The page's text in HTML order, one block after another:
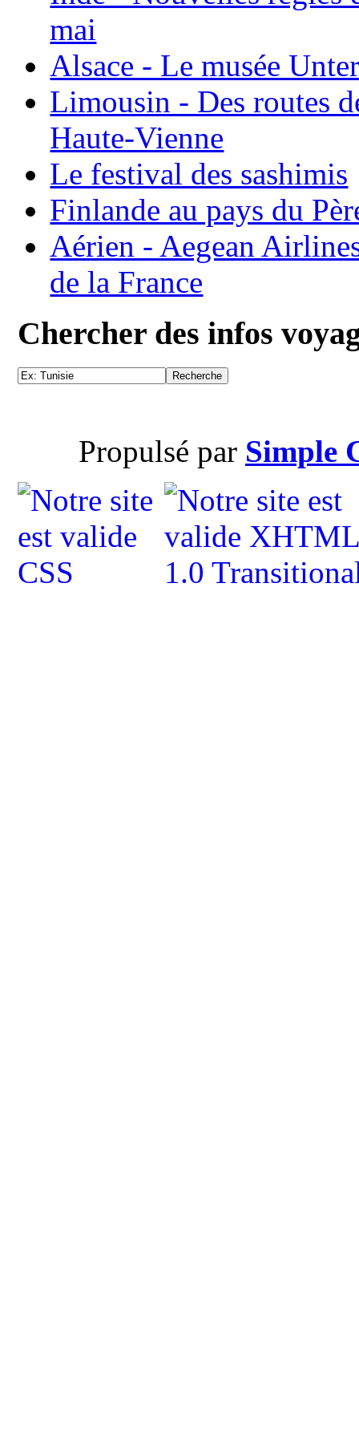
mai
Alsace - Le musée
Limousin - Des routes
Haute-Vienne
Le festival des sashimis
Finlande au pays du
Aérien - Aegean
de la France
Chercher des infos
Propulsé par Simple